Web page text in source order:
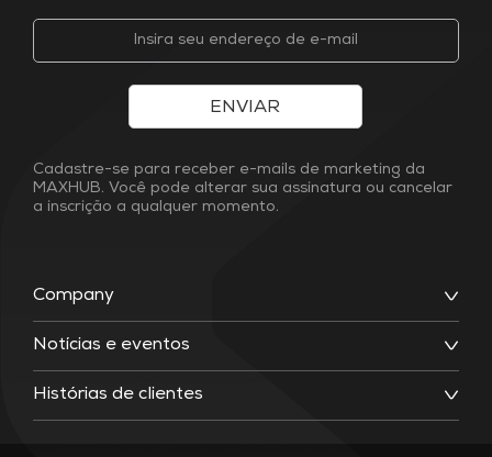
Company
Notícias e eventos
Histórias de clientes
ENVIAR
Cadastre-se para receber e-mails de marketing da
MAXHUB. Você pode alterar sua assinatura ou cancelar
a inscrição a qualquer momento.